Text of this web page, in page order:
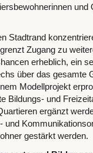
und
Stadtrand
Zugang zu
erheblich, ein
über das gesamte
Modellprojekt
Bildungs- und
ergänzt
und
gestärkt werden.